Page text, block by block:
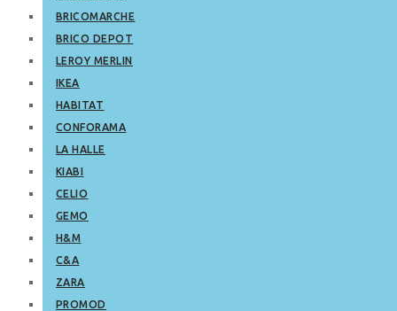
BRICOMARCHE
BRICO DEPOT
LEROY MERLIN
IKEA
HABITAT
CONFORAMA
LA HALLE
KIABI
CELIO
GEMO
H&M
C&A
ZARA
PROMOD